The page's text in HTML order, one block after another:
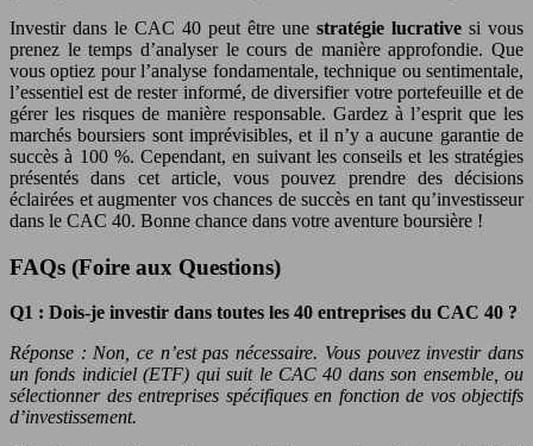
Investir dans le CAC 40 peut être une stratégie lucrative si vous
prenez le temps d’analyser le cours de manière approfondie. Que
vous optiez pour l’analyse fondamentale, technique ou sentimentale,
l’essentiel est de rester informé, de diversifier votre portefeuille et de
gérer les risques de manière responsable. Gardez à l’esprit que les
marchés boursiers sont imprévisibles, et il n’y a aucune garantie de
succès à 100 %. Cependant, en suivant les conseils et les stratégies
présentés dans cet article, vous pouvez prendre des décisions
éclairées et augmenter vos chances de succès en tant qu’investisseur
dans le CAC 40. Bonne chance dans votre aventure boursière !
FAQs (Foire aux Questions)
Q1 : Dois-je investir dans toutes les 40 entreprises du CAC 40 ?
Réponse : Non, ce n’est pas nécessaire. Vous pouvez investir dans
un fonds indiciel (ETF) qui suit le CAC 40 dans son ensemble, ou
sélectionner des entreprises spécifiques en fonction de vos objectifs
d’investissement.